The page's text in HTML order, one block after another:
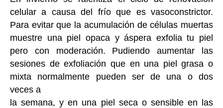
celular a causa del frío que es vasoconstrictor.
Para evitar que la acumulación de células muertas
muestre una piel opaca y áspera exfolia tu piel
pero con moderación. Pudiendo aumentar las
sesiones de exfoliación que en una piel grasa o
mixta normalmente pueden ser de una o dos
veces a
la semana, y en una piel seca o sensible en las